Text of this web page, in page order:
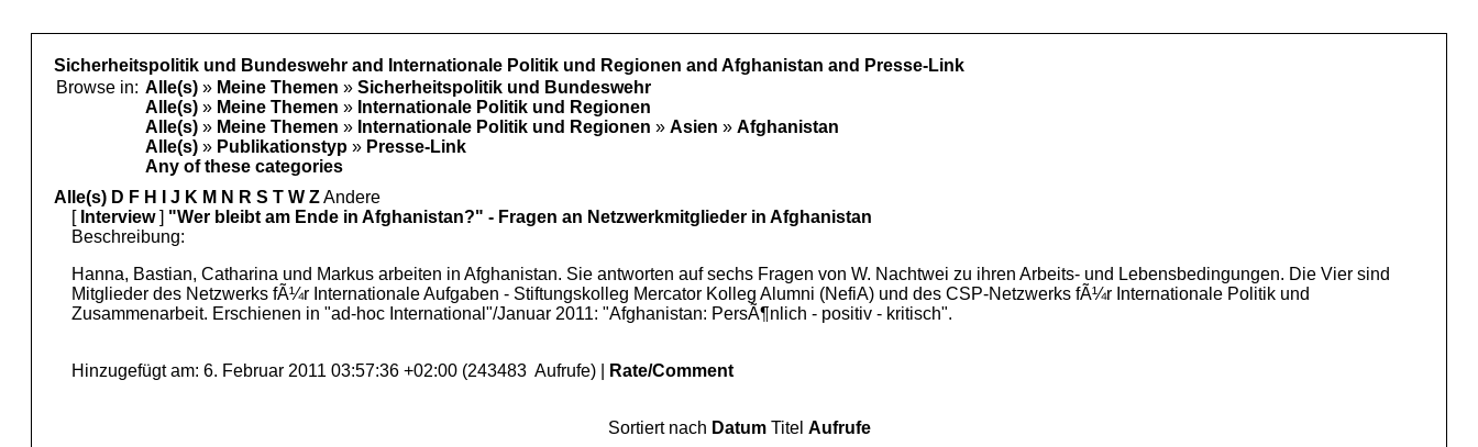
Sicherheitspolitik und Bundeswehr and Internationale Politik und Regionen and Afghanistan and Presse-Link
Browse in: Alle(s) » Meine Themen » Sicherheitspolitik und Bundeswehr
Alle(s) » Meine Themen » Internationale Politik und Regionen
Alle(s) » Meine Themen » Internationale Politik und Regionen » Asien » Afghanistan
Alle(s) » Publikationstyp » Presse-Link
Any of these categories
Alle(s) D F H J K M N R S T W ZAndere
[ Interview] "Wer bleibt am Ende in Afghanistan?" - Fragen an Netzwerkmitglieder in Afghanistan
Beschreibung:
Hanna, Bastian, Catharina und Markus arbeiten in Afghanistan. Sie antworten auf sechs Fragen von W. Nachtwei zu ihren Arbeits- und Lebensbedingungen. Die Vier sind
Mitglieder des Netzwerks fÃ¼r Internationale Aufgaben - Stiftungskolleg Mercator Kolleg Alumni (NefiA) und des CSP-Netzwerks fÃ¼r Internationale Politik und
Zusammenarbeit. Erschienen in "ad-hoc International"/Januar 2011: "Afghanistan: PersÃ¶nlich - positiv - kritisch".
Hinzugefügt am: 6. Februar 2011 03:57:36 +02:00 (243483 Aufrufe) | Rate/Comment
Sortiert nach DatumTitel Aufrufe